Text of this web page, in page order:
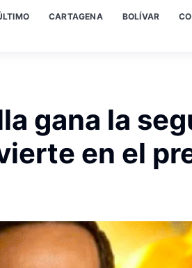
CARTAGENA BOLÍVAR
gana la
en el